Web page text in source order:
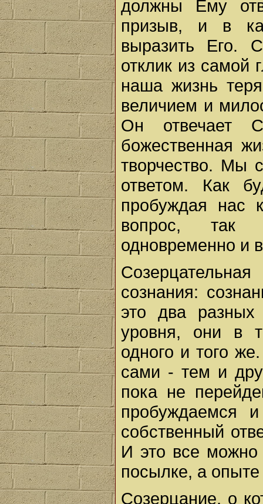
должны Ему
призыв, и в
выразить Его.
отклик из самой
наша жизнь
величием и
Он отвечает
божественная
творчество. Мы
ответом. Как
пробуждая нас
вопрос, так
одновременно и
сознания:
это два
уровня, они в
одного и того
сами - тем и
пока не
пробуждаемся
собственный
И это все можно
посылке, а
Созерцание, о